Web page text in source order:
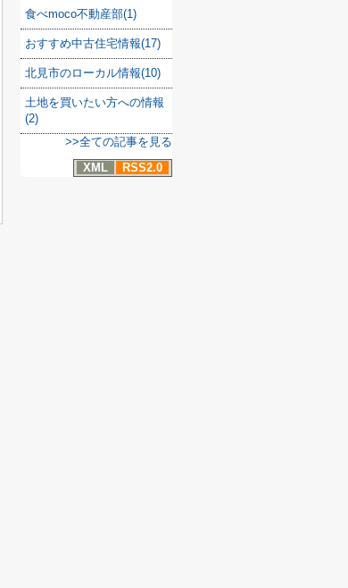
食べmoco不動産部(1)
おすすめ中古住宅情報(17)
北見市のローカル情報(10)
土地を買いたい方への情報
(2)
>>全ての記事を見る
XML
RSS2.0